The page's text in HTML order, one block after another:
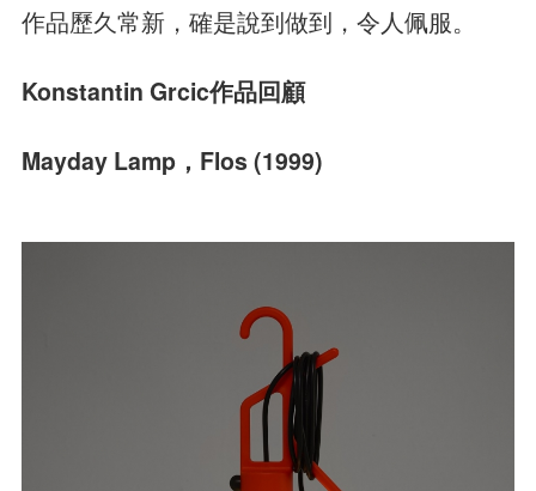
作品歷久常新，確是說到做到，令人佩服。
Konstantin Grcic作品回顧
Mayday Lamp，Flos (1999)